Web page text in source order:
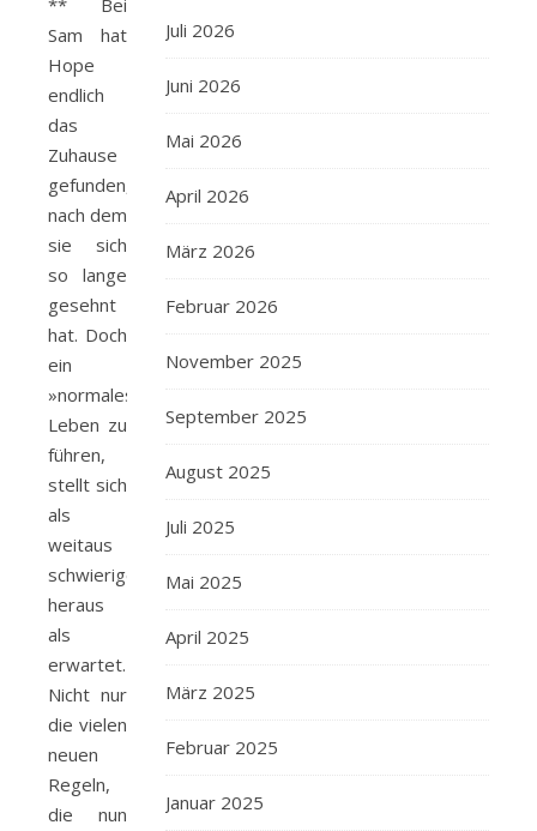
** Bei
Sam hat
Hope
endlich
das
Zuhause
gefunden,
nach dem
sie sich
so lange
gesehnt
hat. Doch
ein
»normales«
Leben zu
führen,
stellt sich
als
weitaus
schwieriger
heraus
als
erwartet.
Nicht nur
die vielen
neuen
Regeln,
die nun
Juli 2026
Juni 2026
Mai 2026
April 2026
März 2026
Februar 2026
November 2025
September 2025
August 2025
Juli 2025
Mai 2025
April 2025
März 2025
Februar 2025
Januar 2025